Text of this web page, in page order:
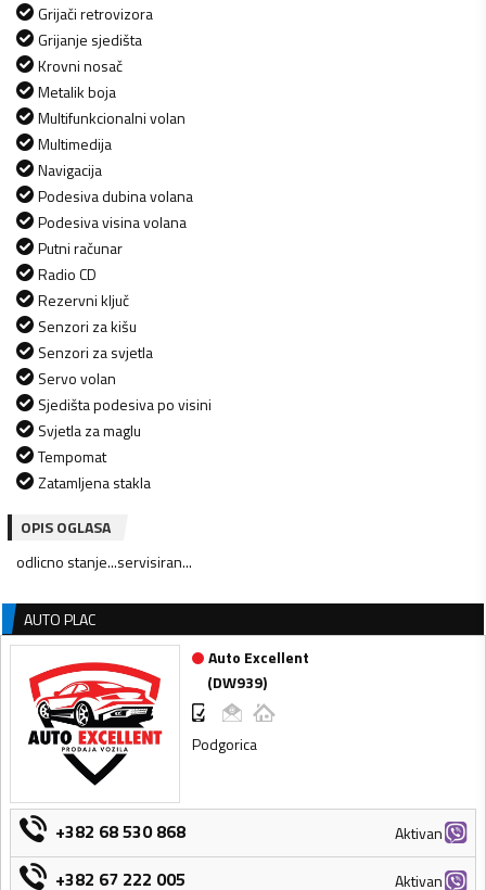
Grijači retrovizora
Grijanje sjedišta
Krovni nosač
Metalik boja
Multifunkcionalni volan
Multimedija
Navigacija
Podesiva dubina volana
Podesiva visina volana
Putni računar
Radio CD
Rezervni ključ
Senzori za kišu
Senzori za svjetla
Servo volan
Sjedišta podesiva po visini
Svjetla za maglu
Tempomat
Zatamljena stakla
OPIS OGLASA
odlicno stanje...servisiran...
AUTO PLAC
Auto Excellent
(DW939)
Podgorica
+382 68 530 868 Aktivan
+382 67 222 005 Aktivan